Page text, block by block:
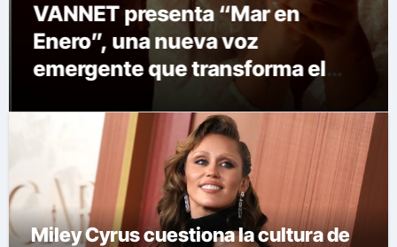
VANNET presenta “Mar en
Enero”, una nueva voz
emergente que transforma el
Miley Cyrus cuestiona la cultura de